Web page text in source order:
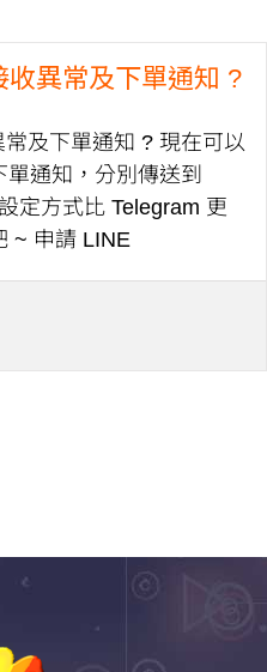
異常及下單通知 ?
及下單通知 ? 現在可以
通知，分別傳送到
定方式比 Telegram 更
~ 申請 LINE